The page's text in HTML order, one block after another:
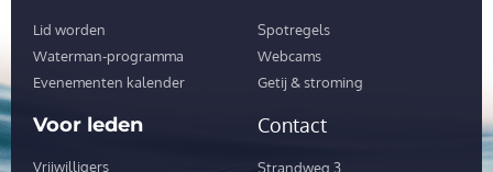
Lid worden
Waterman-programma
Evenementen kalender
Spotregels
Webcams
Getij & stroming
Voor leden
Vrijwilligers
Contact
Strandweg 3